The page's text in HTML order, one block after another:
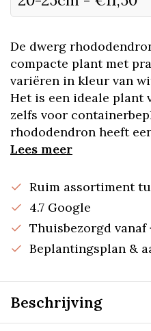
De dwerg
compacte plant met
variëren in kleur van
Het is een ideale plant
zelfs voor
rhododendron heeft
Lees meer
Ruim assortiment
4.7 Google
Thuisbezorgd vanaf
Beplantingsplan &
Beschrijving